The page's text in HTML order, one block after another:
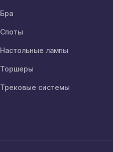
Бра
Споты
Настольные лампы
Торшеры
Трековые системы